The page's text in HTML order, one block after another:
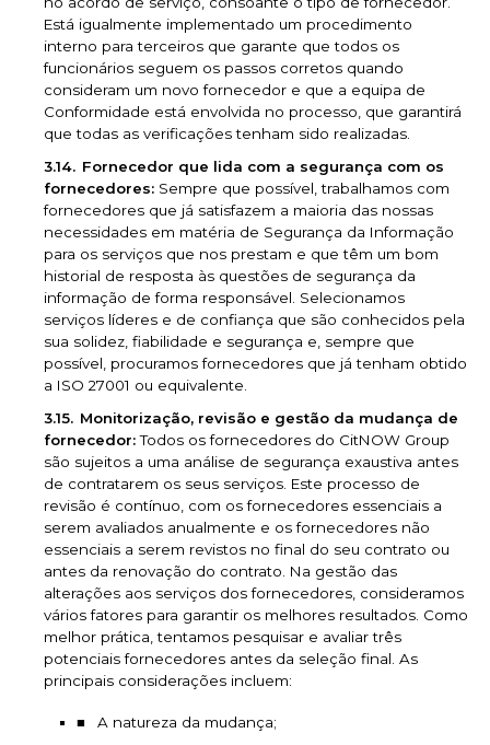
Está igualmente implementado um procedimento
interno para terceiros que garante que todos os
funcionários seguem os passos corretos quando
consideram um novo fornecedor e que a equipa de
Conformidade está envolvida no processo, que garantirá
que todas as verificações tenham sido realizadas.
Fornecedor que lida com a segurança com os
fornecedores: Sempre que possível, trabalhamos com
fornecedores que já satisfazem a maioria das nossas
necessidades em matéria de Segurança da Informação
para os serviços que nos prestam e que têm um bom
historial de resposta às questões de segurança da
informação de forma responsável. Selecionamos
serviços líderes e de confiança que são conhecidos pela
sua solidez, fiabilidade e segurança e, sempre que
possível, procuramos fornecedores que já tenham obtido
a ISO 27001 ou equivalente.
Monitorização, revisão e gestão da mudança de
fornecedor:Todos os fornecedores do CitNOW Group
são sujeitos a uma análise de segurança exaustiva antes
de contratarem os seus serviços. Este processo de
revisão é contínuo, com os fornecedores essenciais a
serem avaliados anualmente e os fornecedores não
essenciais a serem revistos no final do seu contrato ou
antes da renovação do contrato. Na gestão das
alterações aos serviços dos fornecedores, consideramos
vários fatores para garantir os melhores resultados. Como
melhor prática, tentamos pesquisar e avaliar três
potenciais fornecedores antes da seleção final. As
principais considerações incluem:
A natureza da mudança;